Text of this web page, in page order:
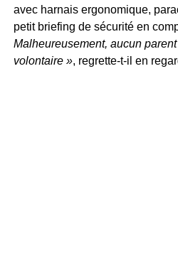
avec harnais ergonomique,
petit briefing de sécurité en
Malheureusement, aucun
volontaire », regrette-t-il en